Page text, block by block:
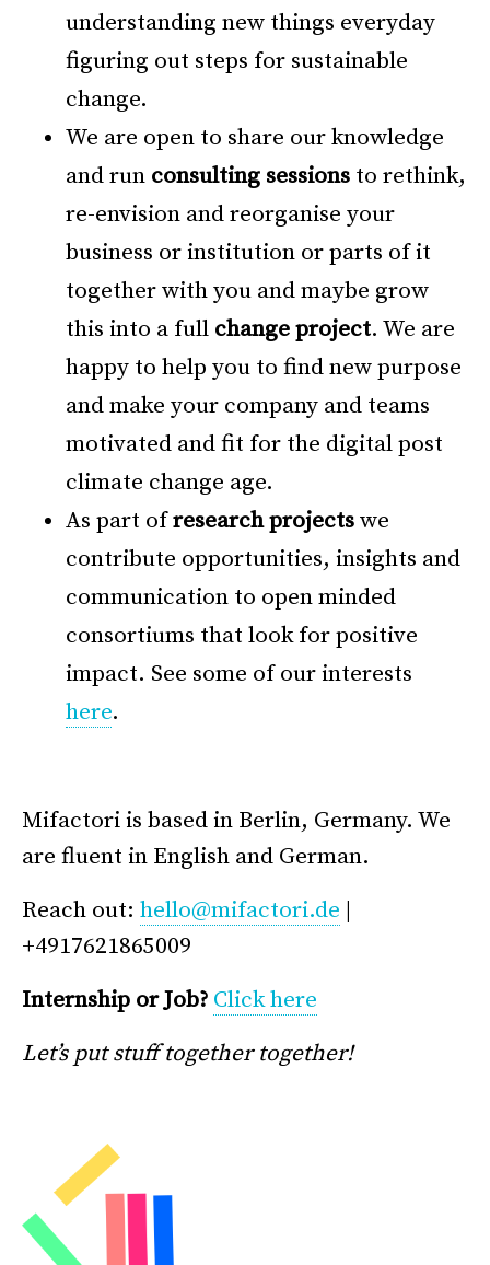
understanding new things everyday
figuring out steps for sustainable
change.
We are open to share our knowledge
and run consulting sessions to rethink,
re-envision and reorganise your
business or institution or parts of it
together with you and maybe grow
this into a full change project. We are
happy to help you to find new purpose
and make your company and teams
motivated and fit for the digital post
climate change age.
As part ofresearch projectswe
contribute opportunities, insights and
communication to open minded
consortiums that look for positive
impact. See some of our interests
here.
Mifactori is based in Berlin, Germany. We
are fluent in English and German.
Reach out: hello@mifactori.de |
+4917621865009
Internship or Job? Click here
Let’s put stuff together together!